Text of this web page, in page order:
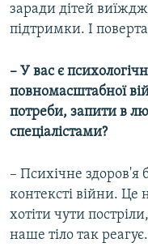
заради дітей
підтримки. І
– У вас є
повномасштабної
потреби, запити в
спеціалістами?
– Психічне здоров'я
контексті війни. Це
хотіти чути
наше тіло так реагує.